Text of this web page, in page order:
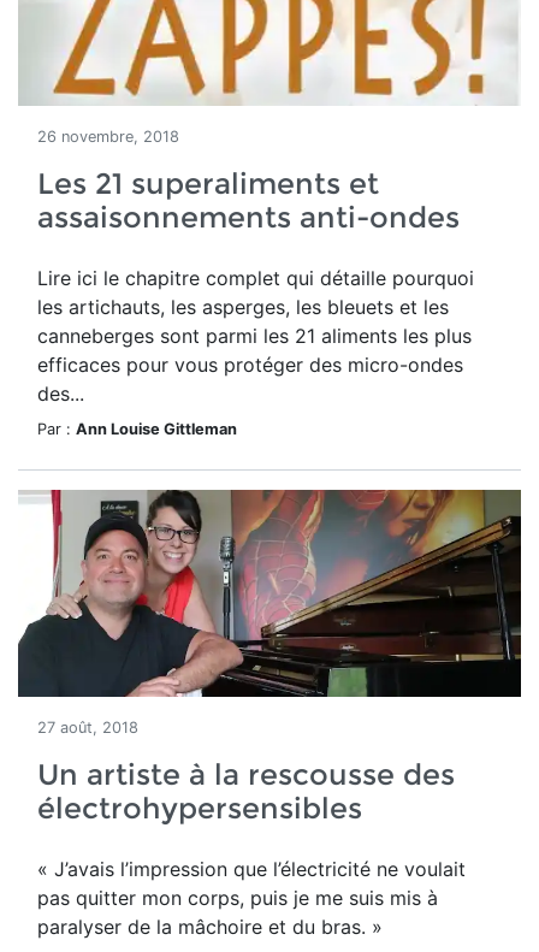
26 novembre, 2018
Les 21 superaliments et
assaisonnements anti-ondes
Lire ici le chapitre complet qui détaille pourquoi
les artichauts, les asperges, les bleuets et les
canneberges sont parmi les 21 aliments les plus
efficaces pour vous protéger des micro-ondes
des...
Par : Ann Louise Gittleman
27 août, 2018
Un artiste à la rescousse des
électrohypersensibles
« J’avais l’impression que l’électricité ne voulait
pas quitter mon corps, puis je me suis mis à
paralyser de la mâchoire et du bras. »